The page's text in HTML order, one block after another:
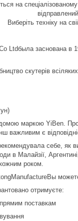
на
Виберіть техніку на
Ltdбыла заснована в
скутерів всіляких
маркою YiBen.
є
себе, як
в Малайзії,
роком.
отримуєте:
поставкам